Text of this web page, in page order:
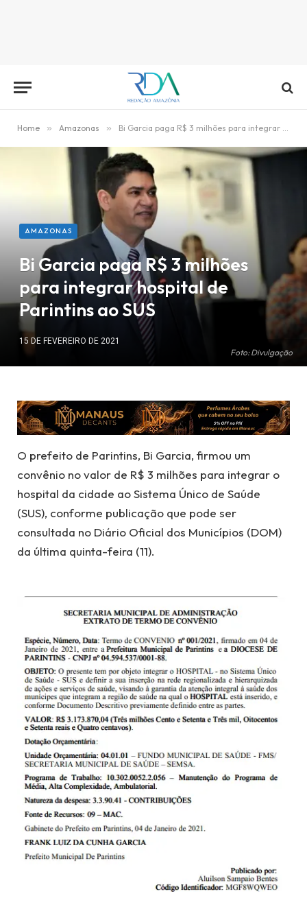
Home » Amazonas » Bi Garcia paga R$ 3 milhões para integrar hospital de Parintins ao SUS
Foto: Divulgação
AMAZONAS
Bi Garcia paga R$ 3 milhões
para integrar hospital de
Parintins ao SUS
15 DE FEVEREIRO DE 2021
O prefeito de Parintins, Bi Garcia, firmou um
convênio no valor de R$ 3 milhões para integrar o
hospital da cidade ao Sistema Único de Saúde
(SUS), conforme publicação que pode ser
consultada no Diário Oficial dos Municípios (DOM)
da última quinta-feira (11).